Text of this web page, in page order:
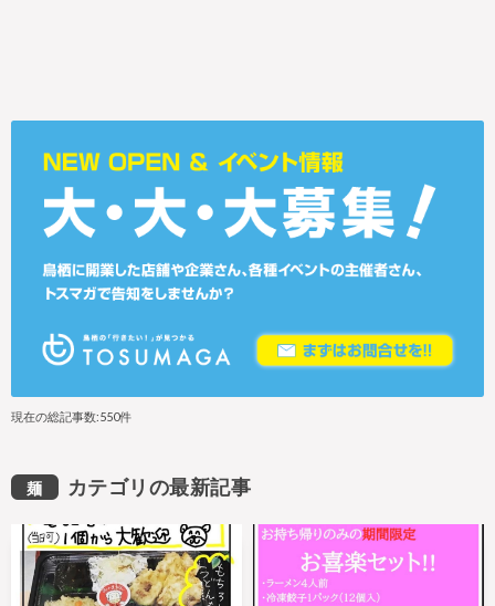
現在の総記事数:550件
麺 カテゴリの最新記事